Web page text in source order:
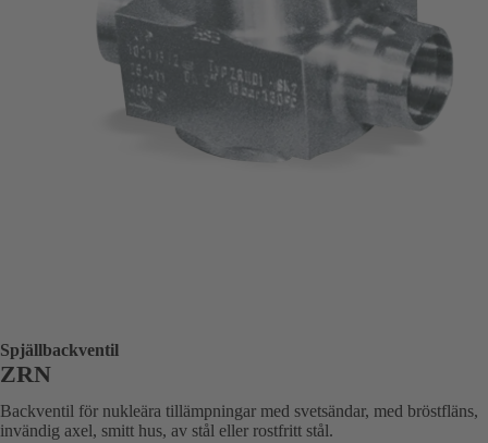
Spjällbackventil
ZRN
Backventil för nukleära tillämpningar med svetsändar, med bröstfläns,
invändig axel, smitt hus, av stål eller rostfritt stål.